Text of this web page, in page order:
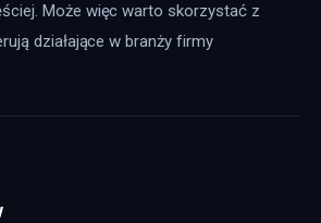
Może więc warto skorzystać z
działające w branży firmy